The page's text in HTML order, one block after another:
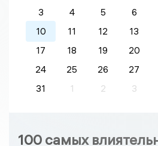
3
4 5 6
10
11 12 13
17
18 19 20
24
25 26 27
31
1 2 3
100 самых